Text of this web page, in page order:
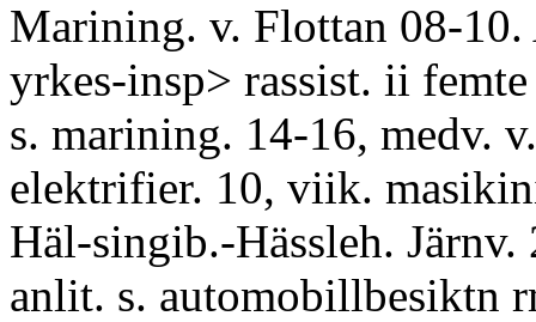
Marining. v. Flottan 08-10.
yrkes-insp> rassist. ii
s. marining. 14-16, medv.
elektrifier. 10, viik.
Häl-singib.-Hässleh.
anlit. s. automobillbesiktn